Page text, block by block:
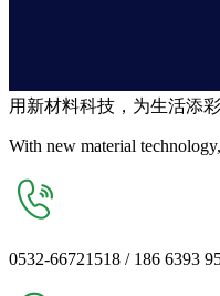
用 新材料科技，为生活添
With new material
0532-66721518 / 186 6393